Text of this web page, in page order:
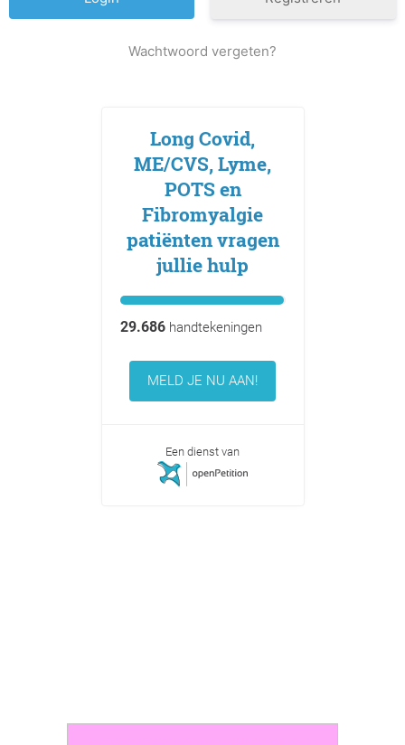
Wachtwoord vergeten?
Long Covid,
ME/CVS, Lyme,
POTS en
Fibromyalgie
patiënten vragen
jullie hulp
29.686handtekeningen
MELD JE NU AAN!
Een dienst van